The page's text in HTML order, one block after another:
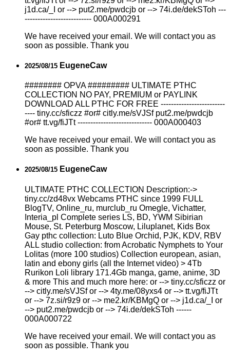
j1d.ca/_I or --> put2.me/pwdcjb or --> 74i.de/dekSToh ---
-------------------------- 000A000291
We have received your email. We will contact you as
soon as possible. Thank you
2025/08/15 EugeneCaw
######## OPVA ######### ULTIMATE PTHC
COLLECTION NO PAY, PREMIUM or PAYLINK
DOWNLOAD ALL PTHC FOR FREE -------------------------
---- tiny.cc/sficzz #or# citly.me/sVJSf put2.me/pwdcjb
#or# tt.vg/fiJTt ----------------------------- 000A000403
We have received your email. We will contact you as
soon as possible. Thank you
2025/08/15 EugeneCaw
ULTIMATE РТНС COLLECTION Description:->
tiny.cc/zd48vx Webcams РТНС since 1999 FULL
BlogTV, Online_ru, murclub_ru Omegle, Vichatter,
Interia_pl Complete series LS, BD, YWM Sibirian
Mouse, St. Peterburg Moscow, Liluplanet, Kids Box
Gay рthс collection: Luto Blue Orchid, PJK, KDV, RBV
ALL studio collection: from Acrobatic Nymрhеts to Your
Lоlitаs (more 100 studios) Collection european, asian,
latin and ebony girls (all the Internet video) > 4Tb
Rurikon Lоli library 171.4Gb manga, game, anime, 3D
& more This and much more here: or --> tiny.cc/sficzz or
--> citly.me/sVJSf or --> 4ty.me/08yxs4 or --> tt.vg/fiJTt
or --> 7z.si/r9z9 or --> me2.kr/KBMgQ or --> j1d.ca/_I or
--> put2.me/pwdcjb or --> 74i.de/dekSToh ------
000A000722
We have received your email. We will contact you as
soon as possible. Thank you